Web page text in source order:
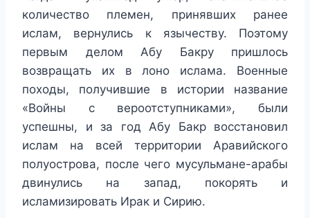
количество племен, принявших ранее
ислам, вернулись к язычеству. Поэтому
первым делом Абу Бакру пришлось
возвращать их в лоно ислама. Военные
походы, получившие в истории название
«Войны с вероотступниками», были
успешны, и за год Абу Бакр восстановил
ислам на всей территории Аравийского
полуострова, после чего мусульмане-арабы
двинулись на запад, покорять и
исламизировать Ирак и Сирию.